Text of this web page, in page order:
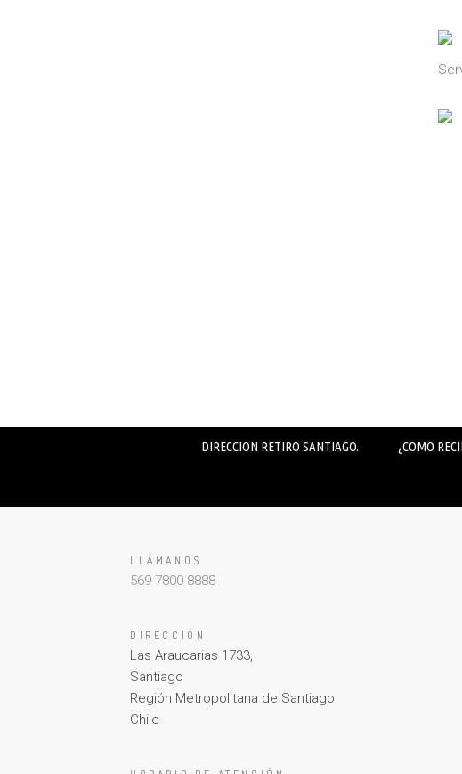
DIRECCION RETIRO SANTIAGO. ¿COMO
LLÁMANOS
569 7800 8888
DIRECCIÓN
Las Araucarias 1733,
Santiago
Región Metropolitana de Santiago
Chile